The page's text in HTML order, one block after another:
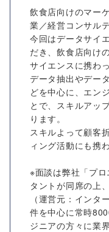
飲食店向けのマー
業／経営コンサル
今回はデータサイ
だき、飲食店向け
サイエンスに携わ
データ抽出やデー
どを中心に、エン
とで、スキルアッ
ります。
スキルよって顧客
ィング活動にも携
※面談は弊社「プ
タントが同席の上
（運営元：インタ
件を中心に常時
ジニアの方々に業